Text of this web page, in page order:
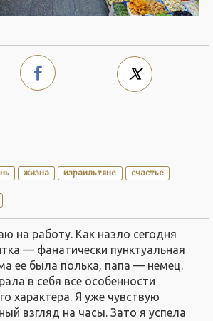
жизна израильтяне счастье
на работу. Как назло сегодня
— фанатически пунктуальная
ее была полька, папа — немец.
в себя все особенности
характера. Я уже чувствую
взгляд на часы. Зато я успела